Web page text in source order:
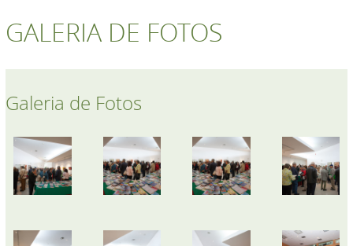
GALERIA DE FOTOS
Galeria de Fotos